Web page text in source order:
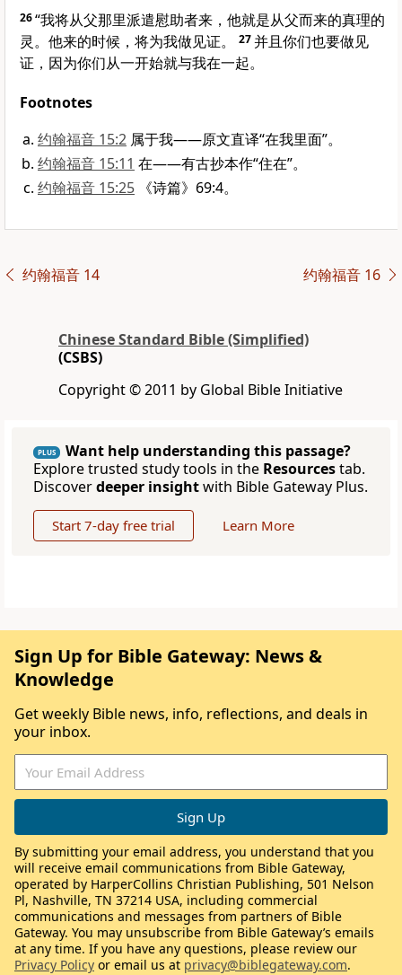
26“我将从父那里派遣慰助者来，他就是从父而来的真理的
灵。他来的时候，将为我做见证。
27并且你们也要做见
证，因为你们从一开始就与我在一起。
Footnotes
约翰福音 15:2 属于我——原文直译“在我里面”。
约翰福音 15:11 在——有古抄本作“住在”。
约翰福音 15:25 《诗篇》69:4。
约翰福音 14 约翰福音 16
Chinese Standard Bible (Simplified)
(CSBS)
Copyright © 2011 by Global Bible Initiative
PLUS
Want help understanding this passage?
Explore trusted study tools in the Resourcestab.
Discoverdeeper insightwith Bible Gateway Plus.
Start 7-day free trial Learn More
Sign Up for Bible Gateway: News &
Knowledge
Get weekly Bible news, info, reflections, and deals in
your inbox.
By submitting your email address, you understand that you
will receive email communications from Bible Gateway,
operated by HarperCollins Christian Publishing, 501 Nelson
Pl, Nashville, TN 37214 USA, including commercial
communications and messages from partners of Bible
Gateway. You may unsubscribe from Bible Gateway’s emails
at any time. If you have any questions, please review our
Privacy Policy or email us at privacy@biblegateway.com.